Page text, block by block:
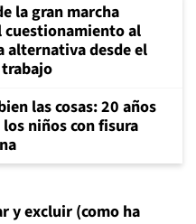
la gran marcha
cuestionamiento al
alternativa desde el
las cosas: 20 años
niños con fisura
y excluir (como ha